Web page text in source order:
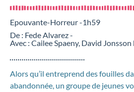
Epouvante-Horreur -1h59
De : Fede Alvarez -
Avec : Cailee Spaeny, David
Alors qu’il entreprend des fouilles
abandonnée, un groupe de jeunes